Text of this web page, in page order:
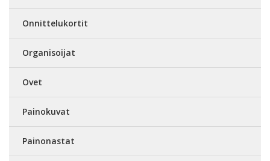
Onnittelukortit
Organisoijat
Ovet
Painokuvat
Painonastat